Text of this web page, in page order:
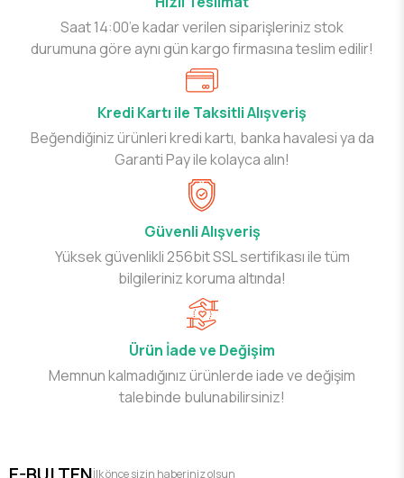
Saat 14:00’e kadar verilen siparişleriniz stok
durumuna göre aynı gün kargo firmasına teslim edilir!
Kredi Kartı ile Taksitli Alışveriş
Beğendiğiniz ürünleri kredi kartı, banka havalesi ya da
Garanti Pay ile kolayca alın!
Güvenli Alışveriş
Yüksek güvenlikli 256bit SSL sertifikası ile tüm
bilgileriniz koruma altında!
Ürün İade ve Değişim
Memnun kalmadığınız ürünlerde iade ve değişim
talebinde bulunabilirsiniz!
İlk önce sizin haberiniz olsun